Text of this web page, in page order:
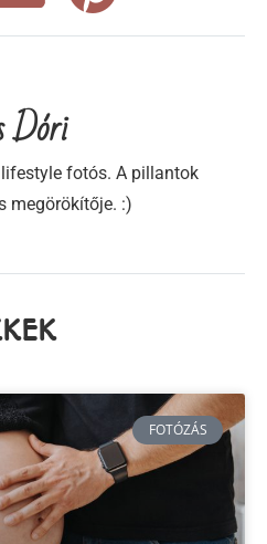
Dóri
lifestyle fotós. A pillantok
megörökítője. :)
FOTÓZÁS